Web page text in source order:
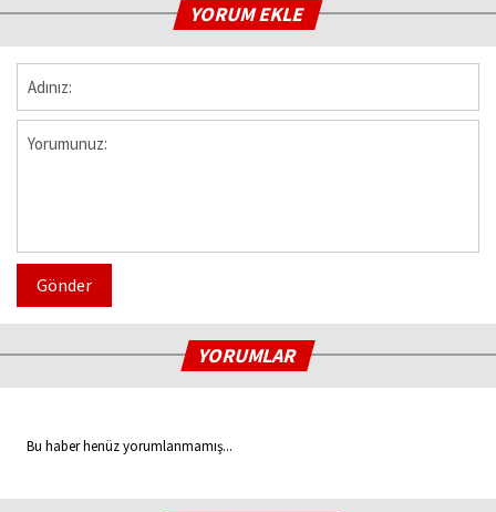
YORUM EKLE
Gönder
YORUMLAR
Bu haber henüz yorumlanmamış...